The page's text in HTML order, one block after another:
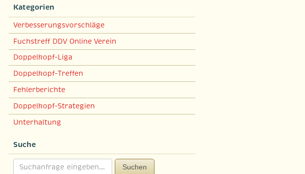
Kategorien
Verbesserungsvorschläge
Fuchstreff DDV Online Verein
Doppelkopf-Liga
Doppelkopf-Treffen
Fehlerberichte
Doppelkopf-Strategien
Unterhaltung
Suche
Suchen